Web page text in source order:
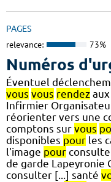
PAGES
relevance: 73%
Numéros
Éventuel
vous vous rendez
Infirmier
réorienter vers une
comptons sur vous
disponibles pour les
l'image pour
de garde Lapeyronie
consulter [...] santé